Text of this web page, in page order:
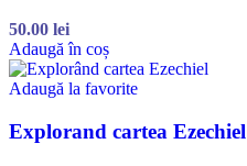
50.00 lei
Adaugă în coș
Adaugă la favorite
Explorand cartea Ezechiel